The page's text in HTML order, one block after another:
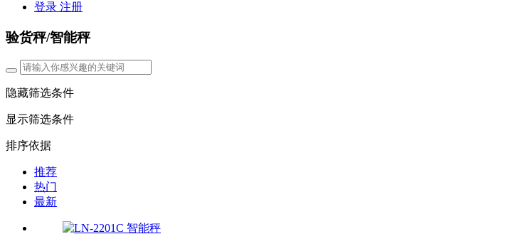
登录 注册
验货秤/智能秤
隐藏筛选条件
显示筛选条件
排序依据
推荐
热门
最新